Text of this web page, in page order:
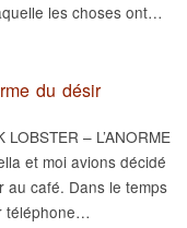
les choses ont…
du désir
– L’ANORME
et moi avions décidé
au café. Dans le temps
téléphone…